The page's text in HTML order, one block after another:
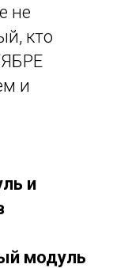
не
кто
и
и
модуль